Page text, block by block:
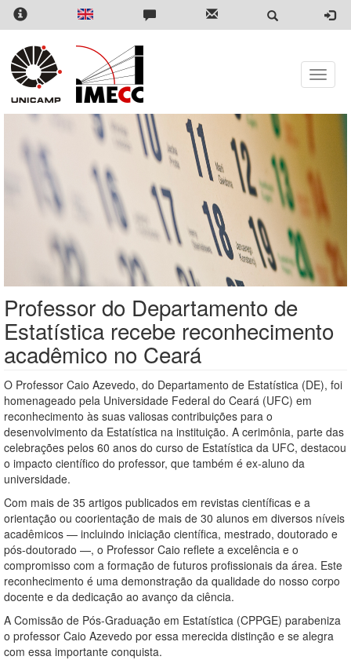
Pular
para
conteúdo
principal
Toggle
Professor do Departamento de
Estatística recebe reconhecimento
acadêmico no Ceará
O Professor Caio Azevedo, do Departamento de Estatística (DE), foi
homenageado pela Universidade Federal do Ceará (UFC) em
reconhecimento às suas valiosas contribuições para o
desenvolvimento da Estatística na instituição. A cerimônia, parte das
celebrações pelos 60 anos do curso de Estatística da UFC, destacou
o impacto científico do professor, que também é ex-aluno da
universidade.
Com mais de 35 artigos publicados em revistas científicas e a
orientação ou coorientação de mais de 30 alunos em diversos níveis
acadêmicos — incluindo iniciação científica, mestrado, doutorado e
pós-doutorado —, o Professor Caio reflete a excelência e o
compromisso com a formação de futuros profissionais da área. Este
reconhecimento é uma demonstração da qualidade do nosso corpo
docente e da dedicação ao avanço da ciência.
A Comissão de Pós-Graduação em Estatística (CPPGE) parabeniza
o professor Caio Azevedo por essa merecida distinção e se alegra
com essa importante conquista.